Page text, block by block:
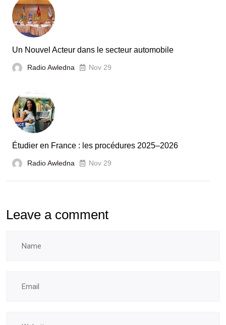
France
et
écoles
Un Nouvel Acteur dans le secteur automobile
Radio Awledna Nov 29
Étudier en France : les procédures 2025–2026
Radio Awledna Nov 29
Leave a comment